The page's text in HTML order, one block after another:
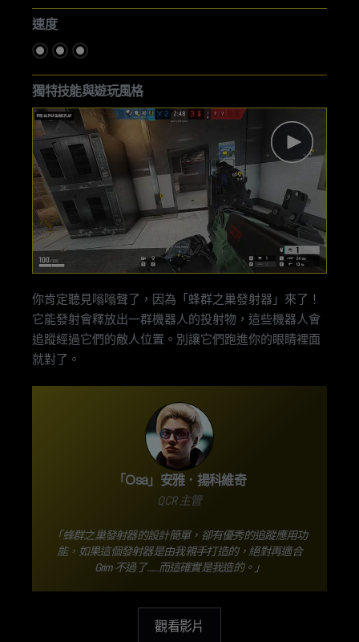
速度
「Osa」安雅．揚科維奇
QCR 主管
「蜂群之巢發射器的設計簡單，卻有優秀的追蹤應用功
能，如果這個發射器是由我親手打造的，絕對再適合
Grim 不過了……而這確實是我造的。」
獨特技能與遊玩風格
你肯定聽見嗡嗡聲了，因為「蜂群之巢發射器」來了！
它能發射會釋放出一群機器人的投射物，這些機器人會
追蹤經過它們的敵人位置。別讓它們跑進你的眼睛裡面
就對了。
觀看影片